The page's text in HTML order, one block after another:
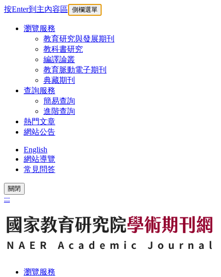
按Enter到主內容區 側欄選單
瀏覽服務
教育研究與發展期刊
教科書研究
編譯論叢
教育脈動電子期刊
典藏期刊
查詢服務
簡易查詢
進階查詢
熱門文章
網站公告
English
網站導覽
常見問答
關閉
:::
瀏覽服務